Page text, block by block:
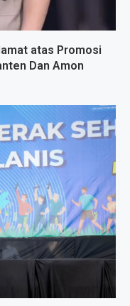
atas Promosi
Dan Amon